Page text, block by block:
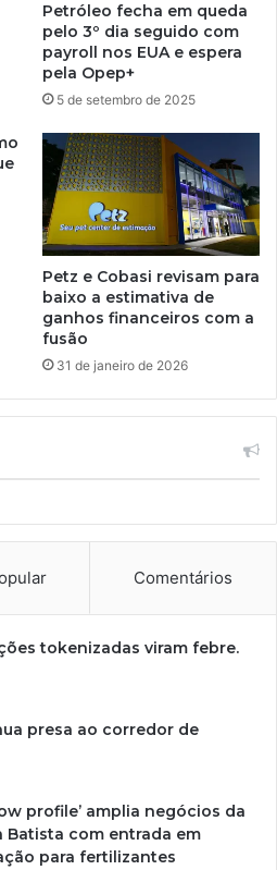
Petróleo fecha em queda
pelo 3º dia seguido com
payroll nos EUA e espera
pela Opep+
5 de setembro de 2025
Petz e Cobasi revisam para
baixo a estimativa de
ganhos financeiros com a
fusão
31 de janeiro de 2026
Comentários
tokenizadas viram febre.
presa ao corredor de
profile’ amplia negócios da
Batista com entrada em
para fertilizantes